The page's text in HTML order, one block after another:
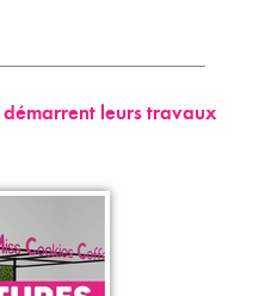
démarrent leurs travaux